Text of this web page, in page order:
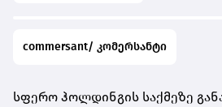
commersant/ კომერსანტი
სფერო ჰოლდინგის საქმეზე